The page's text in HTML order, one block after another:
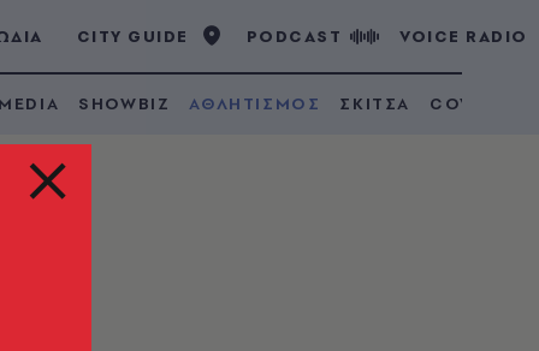
CITY GUIDE PODCAST VOICE RADIO
SHOWBIZ ΑΘΛΗΤΙΣΜΟΣ ΣΚΙΤΣΑ COVID 19